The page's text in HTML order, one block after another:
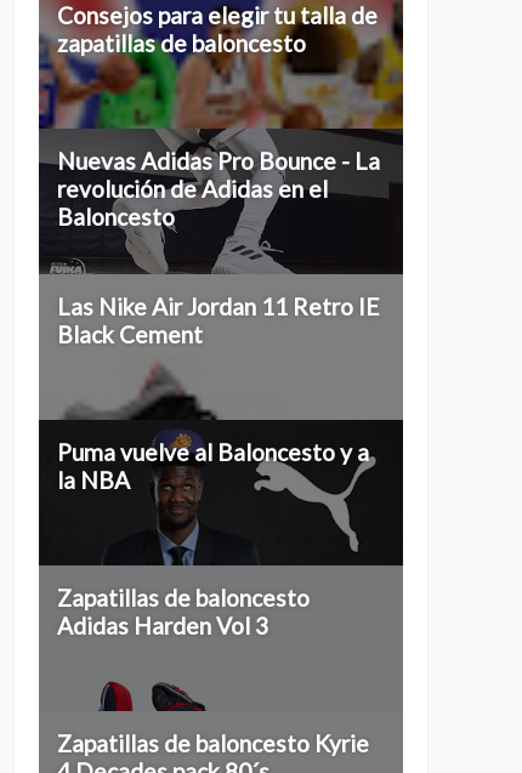
Consejos para elegir tu talla de
zapatillas de baloncesto
Nuevas Adidas Pro Bounce - La
revolución de Adidas en el
Baloncesto
Las Nike Air Jordan 11 Retro IE
Black Cement
Puma vuelve al Baloncesto y a
la NBA
Zapatillas de baloncesto
Adidas Harden Vol 3
Zapatillas de baloncesto Kyrie